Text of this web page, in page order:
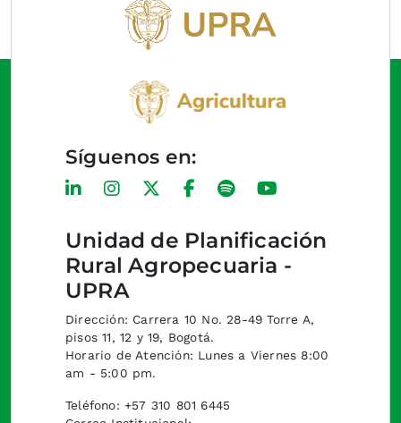
Unidad de Planificación
Rural Agropecuaria -
UPRA
Dirección: Carrera 10 No. 28-49 Torre A,
pisos 11, 12 y 19, Bogotá.
Horario de Atención: Lunes a Viernes 8:00
am - 5:00 pm.
Teléfono: +57 310 801 6445
Síguenos en: